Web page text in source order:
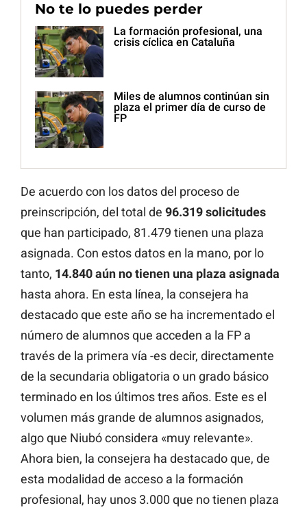
No te lo puedes perder
La formación profesional, una
crisis cíclica en Cataluña
Miles de alumnos continúan sin
plaza el primer día de curso de
FP
De acuerdo con los datos del proceso de
preinscripción, del total de 96.319 solicitudes
que han participado, 81.479 tienen una plaza
asignada. Con estos datos en la mano, por lo
tanto, 14.840 aún no tienen una plaza asignada
hasta ahora. En esta línea, la consejera ha
destacado que este año se ha incrementado el
número de alumnos que acceden a la FP a
través de la primera vía -es decir, directamente
de la secundaria obligatoria o un grado básico
terminado en los últimos tres años. Este es el
volumen más grande de alumnos asignados,
algo que Niubó considera «muy relevante».
Ahora bien, la consejera ha destacado que, de
esta modalidad de acceso a la formación
profesional, hay unos 3.000 que no tienen plaza